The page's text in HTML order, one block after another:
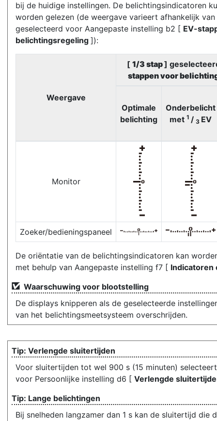
bij de huidige instellingen. De belichtingsindicatoren
worden gelezen (de weergave varieert afhankelijk
geselecteerd voor Aangepaste instelling b2 [ EV-
belichtingsregeling ]):
Weergave
[ 1/3 stap]
stappen voor
Optimale
belichting
Onderbelicht
met 1 / 3 EV
Monitor
Zoeker/bedieningspaneel
De oriëntatie van de belichtingsindicatoren kan
met behulp van Aangepaste instelling f7 [
Waarschuwing voor blootstelling
De displays knipperen als de geselecteerde
van het belichtingsmeetsysteem overschrijden.
Verlengde sluitertijden
Voor sluitertijden tot wel 900 s (15 minuten)
voor Persoonlijke instelling d6 [ Verlengde
Lange belichtingen
Bij snelheden langzamer dan 1 s kan de sluitertijd die